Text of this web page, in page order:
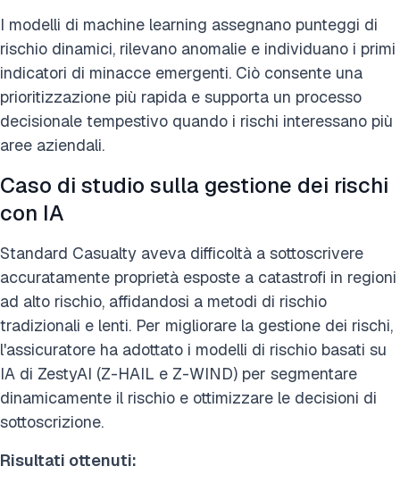
I modelli di machine learning assegnano punteggi di
rischio dinamici, rilevano anomalie e individuano i primi
indicatori di minacce emergenti. Ciò consente una
prioritizzazione più rapida e supporta un processo
decisionale tempestivo quando i rischi interessano più
aree aziendali.
Caso di studio sulla gestione dei rischi
con IA
Standard Casualty aveva difficoltà a sottoscrivere
accuratamente proprietà esposte a catastrofi in regioni
ad alto rischio, affidandosi a metodi di rischio
tradizionali e lenti. Per migliorare la gestione dei rischi,
l'assicuratore ha adottato i modelli di rischio basati su
IA di ZestyAI (Z-HAIL e Z-WIND) per segmentare
dinamicamente il rischio e ottimizzare le decisioni di
sottoscrizione.
Risultati ottenuti: